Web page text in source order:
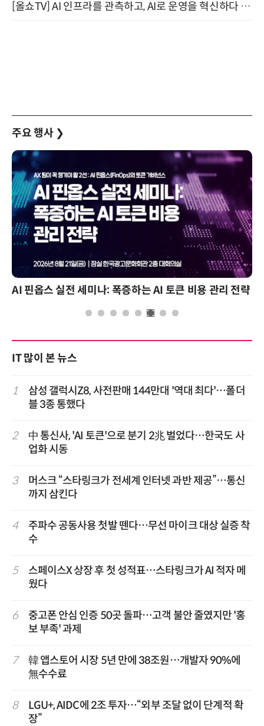
[올쇼TV] AI 인프라를 관측하고, AI로 운영을 혁신하다 (8월 11일 생방송)
주요 행사 ❯
AI 핀옵스 실전 세미나: 폭증하는 AI 토큰 비용 관리 전략
IT 많이 본 뉴스
1
삼성 갤럭시Z8, 사전판매 144만대 '역대 최다'…폴더
블 3종 통했다
2
中 통신사, 'AI 토큰'으로 분기 2兆 벌었다…한국도 사
업화 시동
3
머스크 “스타링크가 전세계 인터넷 과반 제공”…통신
까지 삼킨다
4
주파수 공동사용 첫발 뗀다…무선 마이크 대상 실증 착
수
5
스페이스X 상장 후 첫 성적표…스타링크가 AI 적자 메
웠다
6
중고폰 안심 인증 50곳 돌파…고객 불안 줄였지만 '홍
보 부족' 과제
7
韓 앱스토어 시장 5년 만에 38조원…개발자 90%에
無수수료
8
LGU+, AIDC에 2조 투자…“외부 조달 없이 단계적 확
장”